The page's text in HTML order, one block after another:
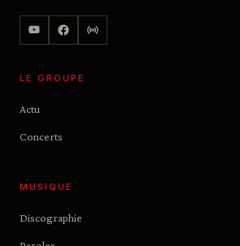
LE GROUPE
Actu
Concerts
MUSIQUE
Discographie